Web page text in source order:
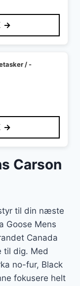
→
/ -
→
Carson
til din næste
Goose Mens
Canada
til dig. Med
no-fur, Black
fokusere helt